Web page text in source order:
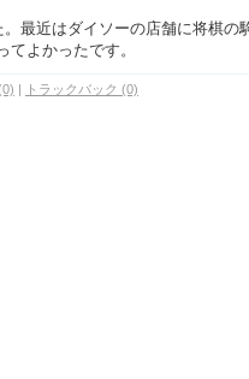
最近はダイソーの店舗に将棋の
よかったです。
| トラックバック (0)